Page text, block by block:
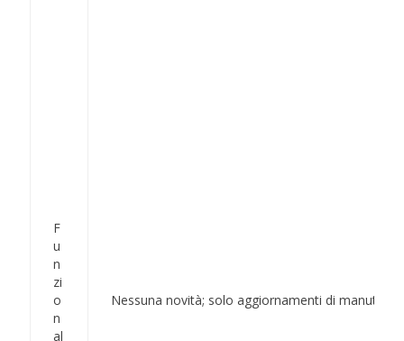
F
u
n
zi
o
n
al
Nessuna novità; solo aggiornamenti di